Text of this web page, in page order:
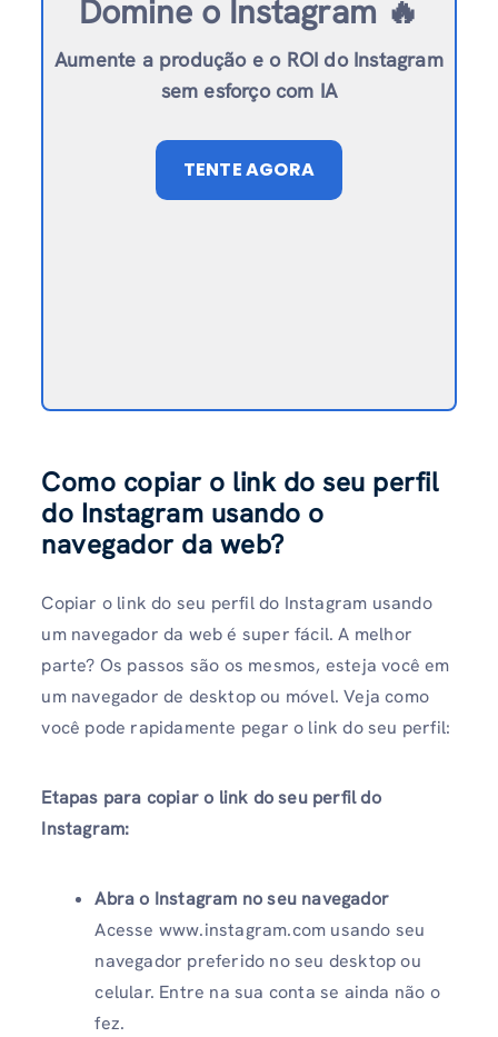
Domine o Instagram 🔥
Aumente a produção e o ROI do Instagram
sem esforço com IA
TENTE AGORA
Como copiar o link do seu perfil
do Instagram usando o
navegador da web?
Copiar o link do seu perfil do Instagram usando
um navegador da web é super fácil. A melhor
parte? Os passos são os mesmos, esteja você em
um navegador de desktop ou móvel. Veja como
você pode rapidamente pegar o link do seu perfil:
Etapas para copiar o link do seu perfil do
Instagram:
Abra o Instagram no seu navegador
Acesse www.instagram.com usando seu
navegador preferido no seu desktop ou
celular. Entre na sua conta se ainda não o
fez.